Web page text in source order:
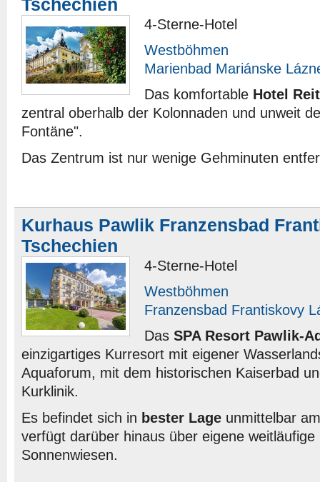
Tschechien
4-Sterne-Hotel
Westböhmen
Marienbad Mariánske
Das komfortable Hotel
zentral oberhalb der Kolonnaden und unweit
Fontäne".
Das Zentrum ist nur wenige Gehminuten
Kurhaus Pawlik Franzensbad
Tschechien
4-Sterne-Hotel
Westböhmen
Franzensbad Frantiskovy
Das SPA Resort Pawlik-
einzigartiges Kurresort mit eigener
Aquaforum, mit dem historischen Kaiserbad
Kurklinik.
Es befindet sich in bester Lage unmittelbar
verfügt darüber hinaus über eigene
Sonnenwiesen.